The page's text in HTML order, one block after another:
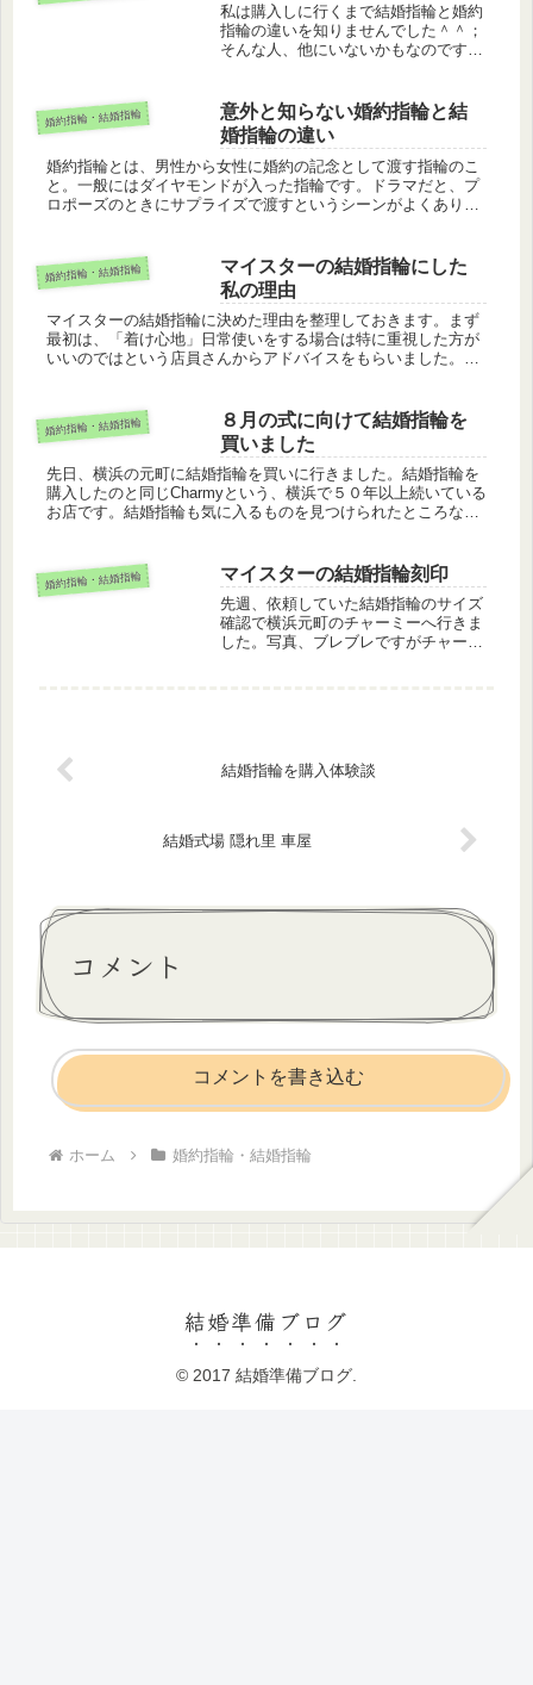
私は購入しに行くまで結婚指輪と婚約
指輪の違いを知りませんでした＾＾；
そんな人、他にいないかもなのです
います。結婚式の指輪交換で使うのは
結婚指輪なので、そちらだけという人
もいる...
婚約指輪・結婚指輪
意外と知らない婚約指輪と結
婚指輪の違い
婚約指輪とは、男性から女性に婚約の記念として渡す指輪のこ
と。一般にはダイヤモンドが入った指輪です。ドラマだと、プ
ロポーズのときにサプライズで渡すというシーンがよくありま
婚約指輪・結婚指輪
マイスターの結婚指輪にした
私の理由
マイスターの結婚指輪に決めた理由を整理しておきます。まず
最初は、「着け心地」日常使いをする場合は特に重視した方が
いいのではという店員さんからアドバイスをもらいました。着
婚約指輪・結婚指輪
８月の式に向けて結婚指輪を
買いました
先日、横浜の元町に結婚指輪を買いに行きました。結婚指輪を
購入したのと同じCharmyという、横浜で５０年以上続いている
お店です。結婚指輪も気に入るものを見つけられたところなの
婚約指輪・結婚指輪 マイスターの結婚指輪刻印
先週、依頼していた結婚指輪のサイズ
確認で横浜元町のチャーミーへ行きま
した。写真、ブレブレですがチャーミ
結婚指輪を購入体験談
結婚式場 隠れ里 車屋
コメント
コメントを書き込む
ホーム 婚約指輪・結婚指輪
結婚準備ブログ
© 2017 結婚準備ブログ.